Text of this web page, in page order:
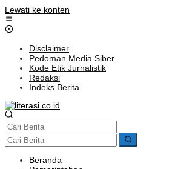
Lewati ke konten
Disclaimer
Pedoman Media Siber
Kode Etik Jurnalistik
Redaksi
Indeks Berita
Beranda